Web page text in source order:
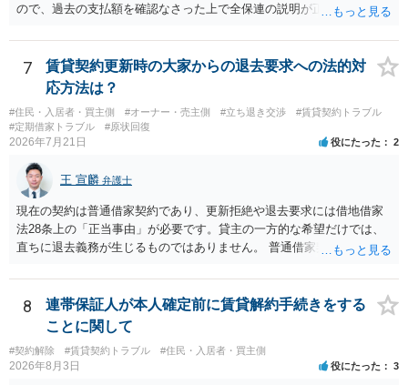
ので、過去の支払額を確認なさった上で全保連の説明が正しければ、
た理由は気になるところですが、中身のある返答は期待できないと思
います。
7
賃貸契約更新時の大家からの退去要求への法的対
応方法は？
#住民・入居者・買主側 #オーナー・売主側 #立ち退き交渉
#賃貸契約トラブル
#定期借家トラブル
#原状回復
2026年7月21日 役にたった 2
王 宣麟 弁護士
現在の契約は普通借家契約であり、更新拒絶や退去要求には借地借家
法28条上の「正当事由」が必要です。貸主の一方的な希望だけでは、
直ちに退去義務が生じるものではありません。 普通借家契約から定期
新たな定期借家契約を締結する形になりますが、これは任意の合意が
前提であり、借主が同意しなければ成立しません。 12年間の居住実
績、子どもの学校や地域とのつながり、転居費用の準備が困難な事情
などは、借主側の強い居住継続の必要性として正当事由判断において
重視される要素ですので、貸主側にかなり具体的な事情と立退料など
がない限り、更新拒絶が認められるハードルは一般的に高いと考えら
8
連帯保証人が本人確定前に賃貸解約手続きをする
ことに関して
#契約解除 #賃貸契約トラブル #住民・入居者・買主側
2026年8月3日 役にたった 3